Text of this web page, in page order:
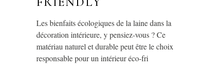
Les bienfaits écologiques de la laine dans la
décoration intérieure, y pensiez-vous ? Ce
matériau naturel et durable peut être le choix
responsable pour un intérieur éco-fri